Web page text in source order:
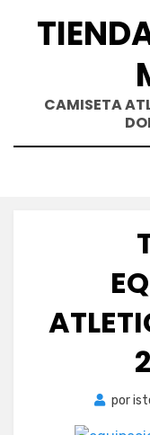
CAMISETA
por